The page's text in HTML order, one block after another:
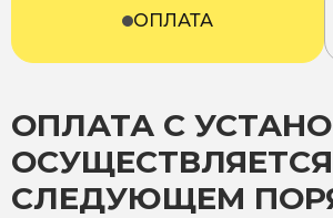
ОПЛАТА
ОПЛАТА С
СЛЕДУЮЩЕМ